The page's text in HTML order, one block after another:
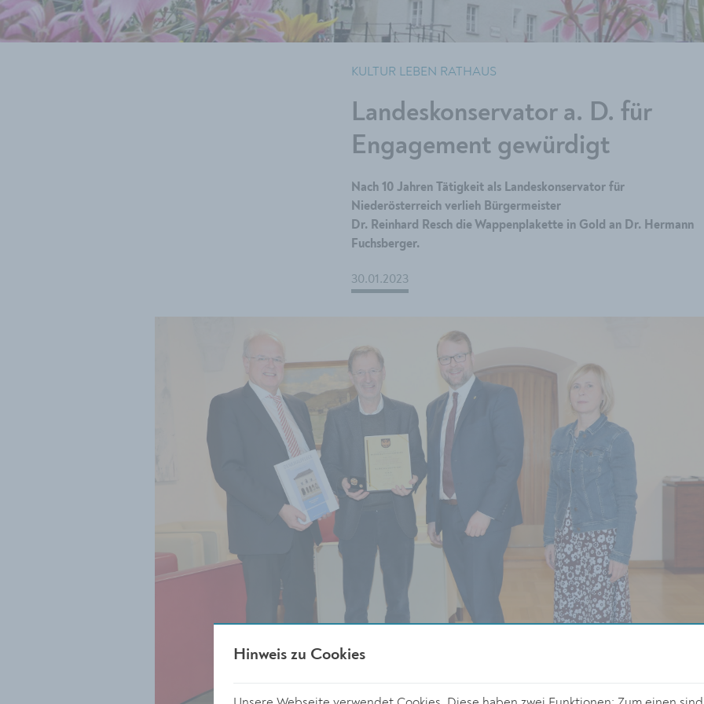
KULTUR LEBEN RATHAUS
Landeskonservator a. D. für
Engagement gewürdigt
Nach 10 Jahren Tätigkeit als Landeskonservator für
Niederösterreich verlieh Bürgermeister
Dr. Reinhard Resch die Wappenplakette in Gold an Dr. Hermann
Fuchsberger.
30.01.2023
Hinweis zu Cookies